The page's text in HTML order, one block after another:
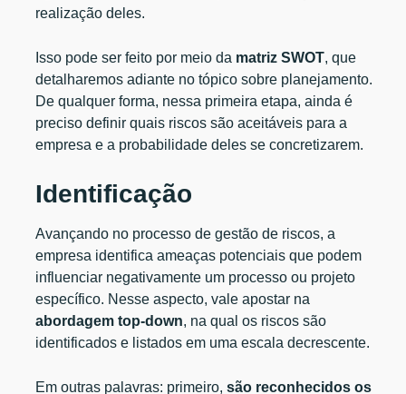
realização deles.
Isso pode ser feito por meio da matriz SWOT, que
detalharemos adiante no tópico sobre planejamento.
De qualquer forma, nessa primeira etapa, ainda é
preciso definir quais riscos são aceitáveis para a
empresa e a probabilidade deles se concretizarem.
Identificação
Avançando no processo de gestão de riscos, a
empresa identifica ameaças potenciais que podem
influenciar negativamente um processo ou projeto
específico. Nesse aspecto, vale apostar na
abordagem top-down, na qual os riscos são
identificados e listados em uma escala decrescente.
Em outras palavras: primeiro,são reconhecidos os